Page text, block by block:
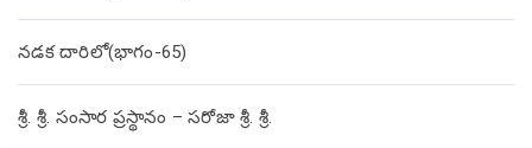
నడక దారిలో(భాగం-65)
శ్రీ. శ్రీ. సంసార ప్రస్థానం – సరోజా శ్రీ. శ్రీ.